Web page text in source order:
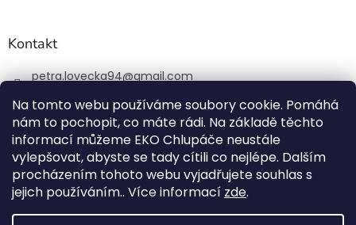
Na tomto webu používáme soubory cookie. Pomáhá
nám to pochopit, co máte rádi. Na základě těchto
informací můžeme EKO Chlupáče neustále
vylepšovat, abyste se tady cítili co nejlépe. Dalším
procházením tohoto webu vyjadřujete souhlas s
jejich používáním.. Více informací zde.
Kontakt
petra.lovecka94@gmail.com
+420 774 131 648
ekochlupac.cz
Vytvořil Shoptet